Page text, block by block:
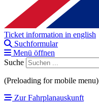
Ticket information in english
Suchformular
Menü öffnen
Suche
(Preloading for mobile menu)
Zur Fahrplanauskunft